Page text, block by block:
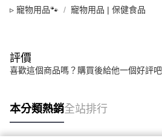
▹ 寵物用品🐾 寵物用品 | 保健食品
評價
喜歡這個商品嗎？購買後給他一個好評吧
本分類熱銷全站排行